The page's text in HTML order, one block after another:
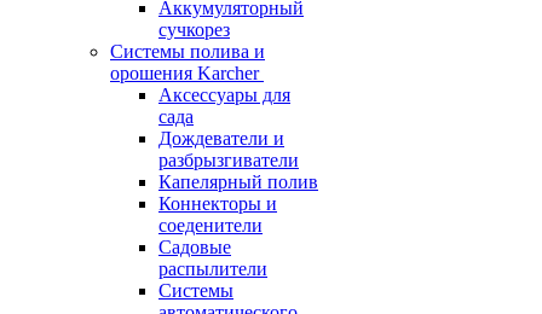
Аккумуляторный
сучкорез
Системы полива и
орошения Karcher
Аксессуары для
сада
Дождеватели и
разбрызгиватели
Капелярный полив
Коннекторы и
соеденители
Садовые
распылители
Системы